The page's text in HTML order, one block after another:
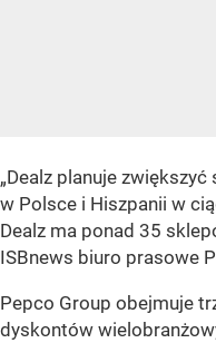
„Dealz planuje
w Polsce i Hiszpanii w
Dealz ma ponad 35
ISBnews biuro prasowe
Pepco Group obejmuje
dyskontów